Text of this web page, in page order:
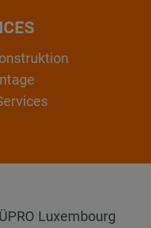
Luxembourg